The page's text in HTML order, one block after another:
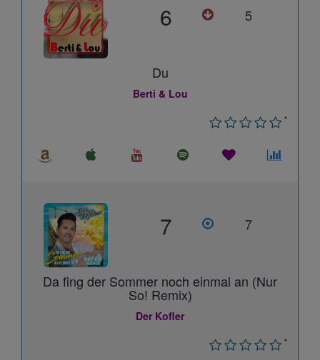
6 5
Du
Berti & Lou
*
7 7
Da fing der Sommer noch einmal an (Nur
So! Remix)
Der Kofler
*